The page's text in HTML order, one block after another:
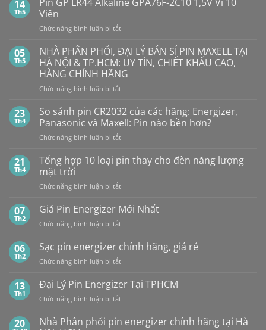
Lượng
Bao
Mua
con
thỏ
giá
rẻ
ở
đâu
PIN
NGỜ?
PIN
MAXELL
CR2032S Cao
cấp
14
Th5
Viên
Chức năng bình luận bị tắtở
GP
LR44
Alkaline
GPA76F-
2C10
Vỉ
10
Viên
05
Th5
NHÀ PHÂN PHỐI, ĐẠI LÝ BÁN SỈ PIN MAXELL TẠI
HÀ NỘI & TP.HCM: UY TÍN, CHIẾT KHẤU CAO,
HÀNG CHÍNH HÃNG
Chức năng bình luận bị tắtở
PHÂN
PHỐI,
ĐẠI
LÝ
SỈ
TẠI
NỘI
TÍN,
CHIẾT
CAO,
HÀNG
CHÍNH
23
Th4
So sánh pin CR2032 của các hãng: Energizer,
Panasonic và Maxell: Pin nào bền hơn?
Chức năng bình luận bị tắtở
sánh
của
hãng:
Panasonic
Maxell:
hơn?
21
Th4
Tổng hợp 10 loại pin thay cho đèn năng lượng
mặt trời
Chức năng bình luận bị tắtở
hợp
loại
thay
đèn
lượng
mặt
07
Th2
Giá Pin Energizer Mới Nhất
Chức năng bình luận bị tắtở
Pin
Mới
06
Th2
Sạc pin energizer chính hãng, giá rẻ
Chức năng bình luận bị tắtở
pin
energizer
chính
giá
13
Th1
Đại Lý Pin Energizer Tại TPHCM
Chức năng bình luận bị tắtở
Lý
20
Nhà Phân phối pin energizer chính hãng tại Hà